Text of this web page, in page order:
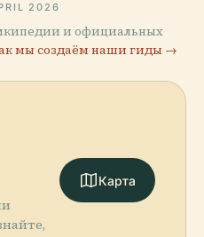
2026
и официальных
мы создаём наши гиды →
Карта